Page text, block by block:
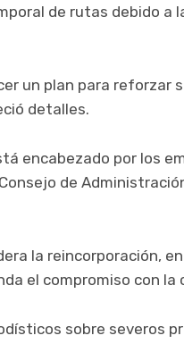
de rutas debido a
un plan para reforzar
detalles.
encabezado por los
de
la reincorporación,
el compromiso con
sobre severos